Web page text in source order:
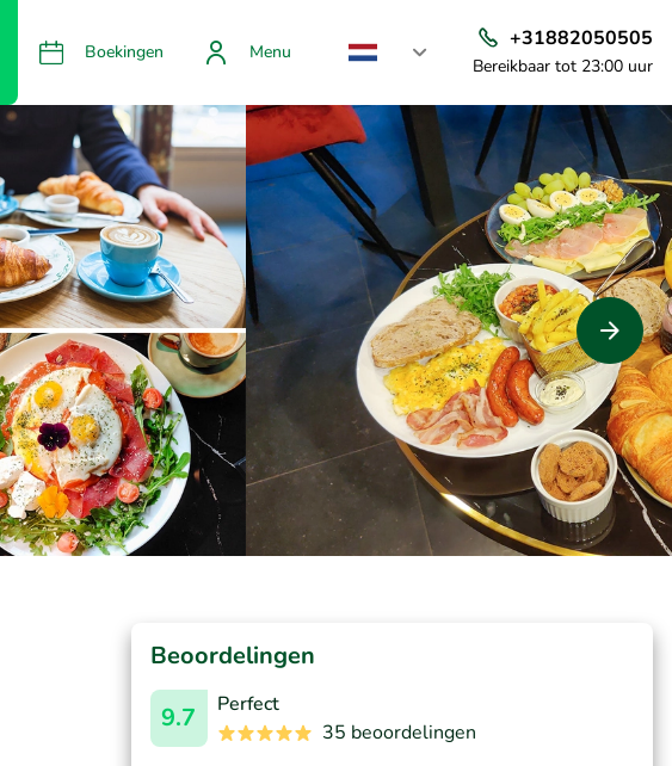
Boekingen Menu
+31882050505
Bereikbaar tot 23:00 uur
Beoordelingen
9.7
Perfect
35 beoordelingen